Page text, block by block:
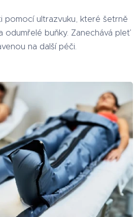
pomocí ultrazvuku, které šetrně
buňky. Zanechává pleť
na další péči.